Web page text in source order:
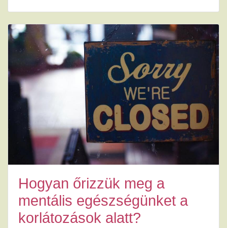
Hogyan őrizzük meg a
mentális egészségünket a
korlátozások alatt?